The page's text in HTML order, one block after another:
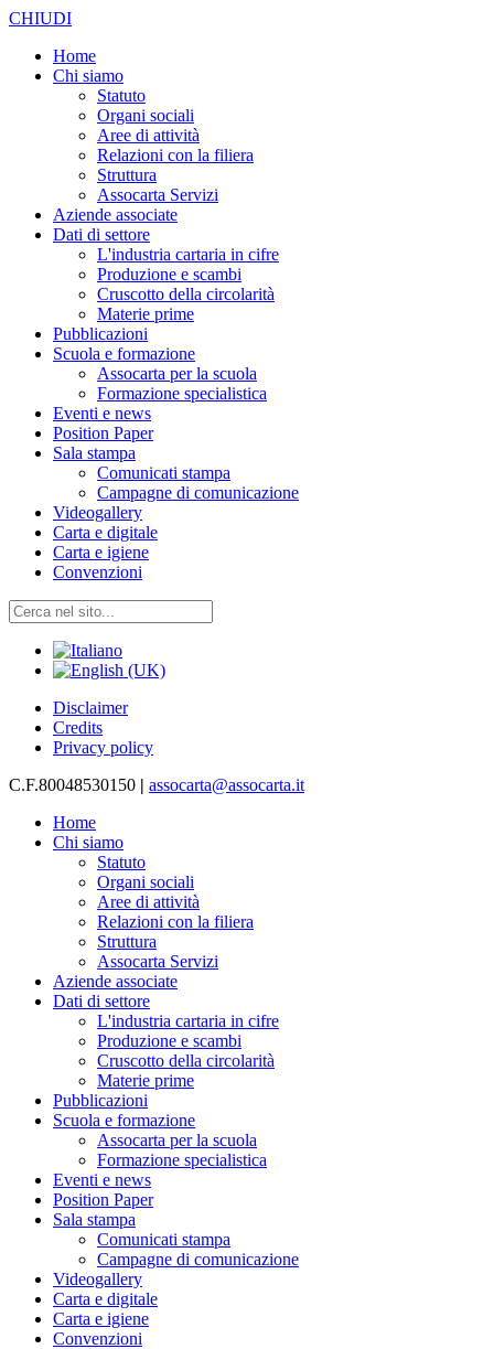
CHIUDI
Home
Chi siamo
Statuto
Organi sociali
Aree di attività
Relazioni con la filiera
Struttura
Assocarta Servizi
Aziende associate
Dati di settore
L'industria cartaria in cifre
Produzione e scambi
Cruscotto della circolarità
Materie prime
Pubblicazioni
Scuola e formazione
Assocarta per la scuola
Formazione specialistica
Eventi e news
Position Paper
Sala stampa
Comunicati stampa
Campagne di comunicazione
Videogallery
Carta e digitale
Carta e igiene
Convenzioni
Disclaimer
Credits
Privacy policy
C.F.80048530150 | assocarta@assocarta.it
Home
Chi siamo
Statuto
Organi sociali
Aree di attività
Relazioni con la filiera
Struttura
Assocarta Servizi
Aziende associate
Dati di settore
L'industria cartaria in cifre
Produzione e scambi
Cruscotto della circolarità
Materie prime
Pubblicazioni
Scuola e formazione
Assocarta per la scuola
Formazione specialistica
Eventi e news
Position Paper
Sala stampa
Comunicati stampa
Campagne di comunicazione
Videogallery
Carta e digitale
Carta e igiene
Convenzioni